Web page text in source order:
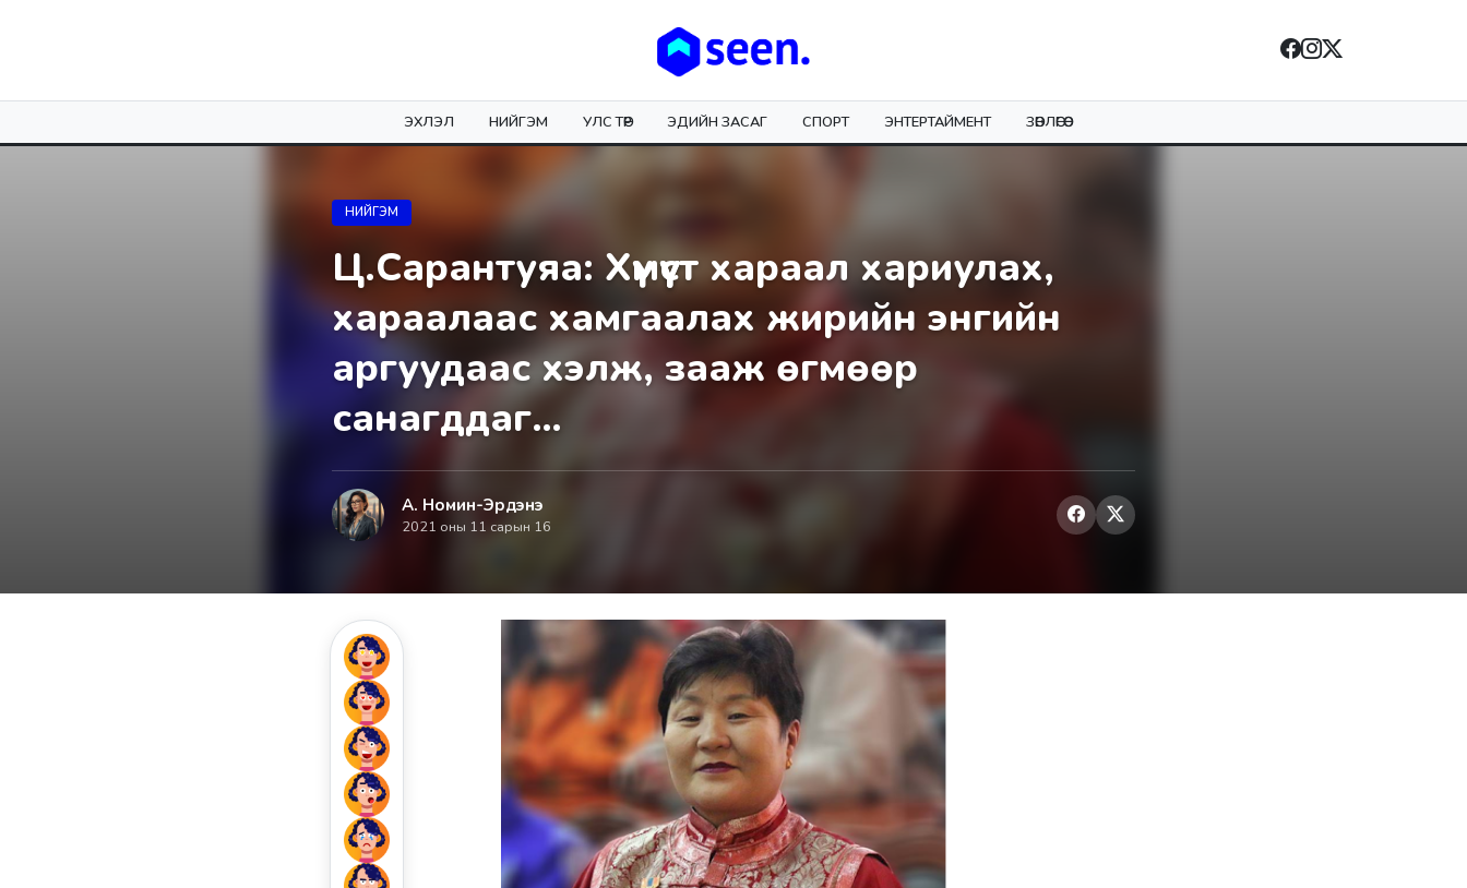
ЭХЛЭЛ НИЙГЭМ УЛС ТӨР ЭДИЙН ЗАСАГ СПОРТ ЭНТЕРТАЙМЕНТ ЗӨВЛӨГӨӨ
НИЙГЭМ
Ц.Сарантуяа: Хүмүүст хараал хариулах,
хараалаас хамгаалах жирийн энгийн
аргуудаас хэлж, зааж өгмөөр
санагддаг…
А. Номин-Эрдэнэ
2021 оны 11 сарын 16